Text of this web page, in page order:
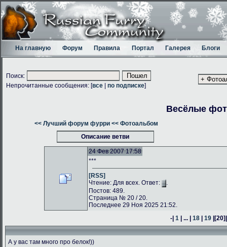
На главную Форум Правила Портал Галерея Блоги
Поиск:
Непрочитанные сообщения: [все по подписке]
Весёлые
<< Лучший форум фурри << Фотоальбом
Описание ветви
24 Фев 2007 17:58
***
[RSS]
Чтение: Для всех. Ответ:
.
Постов: 489.
Страница № 20 / 20.
Последнее 29 Ноя 2025 21:52.
-| 1 | ... | 18 | 19 |[20]
А у вас там много про белок!))